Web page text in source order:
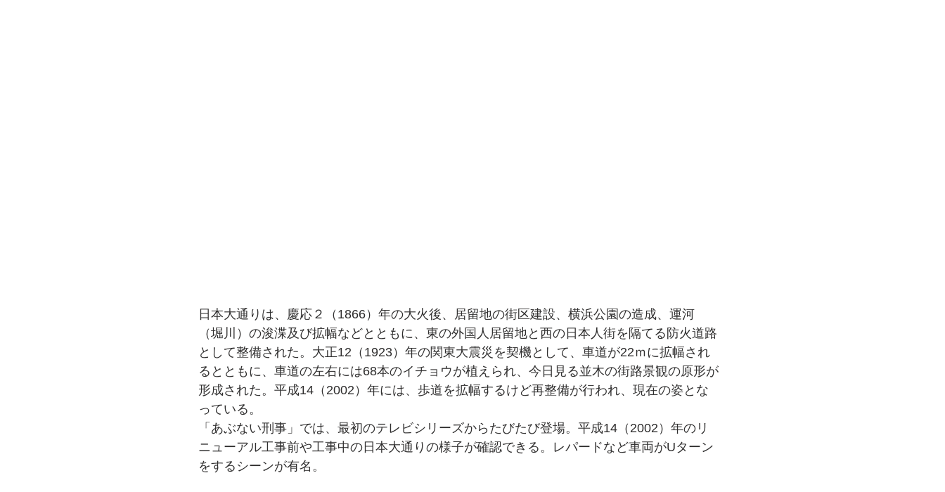
日本大通りは、慶応２（1866）年の大火後、居留地の街区建設、横浜公園の造成、運河
（堀川）の浚渫及び拡幅などとともに、東の外国人居留地と西の日本人街を隔てる防火道路
として整備された。大正12（1923）年の関東大震災を契機として、車道が22ｍに拡幅され
るとともに、車道の左右には68本のイチョウが植えられ、今日見る並木の街路景観の原形が
形成された。平成14（2002）年には、歩道を拡幅するけど再整備が行われ、現在の姿とな
っている。
「あぶない刑事」では、最初のテレビシリーズからたびたび登場。平成14（2002）年のリ
ニューアル工事前や工事中の日本大通りの様子が確認できる。レパードなど車両がUターン
をするシーンが有名。